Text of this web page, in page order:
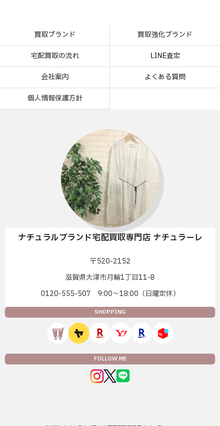
買取ブランド 買取強化ブランド
宅配買取の流れ LINE査定
会社案内 よくある質問
個人情報保護方針
ナチュラルブランド宅配買取専門店 ナチュラーレ
〒520-2152
滋賀県大津市月輪1丁目11-8
0120-555-507 9:00〜18:00（日曜定休）
SHOPPING
FOLLOW ME